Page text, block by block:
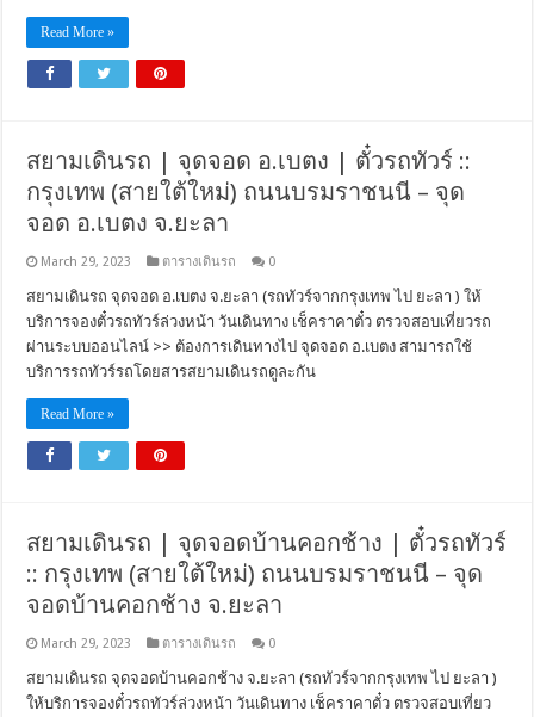
Read More »
สยามเดินรถ | จุดจอด อ.เบตง | ตั๋วรถทัวร์ ::
กรุงเทพ (สายใต้ใหม่) ถนนบรมราชนนี – จุด
จอด อ.เบตง จ.ยะลา
March 29, 2023 ตารางเดินรถ 0
สยามเดินรถ จุดจอด อ.เบตง จ.ยะลา (รถทัวร์จากกรุงเทพ ไป ยะลา ) ให้
บริการจองตั๋วรถทัวร์ล่วงหน้า วันเดินทาง เช็คราคาตั๋ว ตรวจสอบเที่ยวรถ
ผ่านระบบออนไลน์ >> ต้องการเดินทางไป จุดจอด อ.เบตง สามารถใช้
บริการรถทัวร์รถโดยสารสยามเดินรถดูละกัน
Read More »
สยามเดินรถ | จุดจอดบ้านคอกช้าง | ตั๋วรถทัวร์
:: กรุงเทพ (สายใต้ใหม่) ถนนบรมราชนนี – จุด
จอดบ้านคอกช้าง จ.ยะลา
March 29, 2023 ตารางเดินรถ 0
สยามเดินรถ จุดจอดบ้านคอกช้าง จ.ยะลา (รถทัวร์จากกรุงเทพ ไป ยะลา )
ให้บริการจองตั๋วรถทัวร์ล่วงหน้า วันเดินทาง เช็คราคาตั๋ว ตรวจสอบเที่ยว